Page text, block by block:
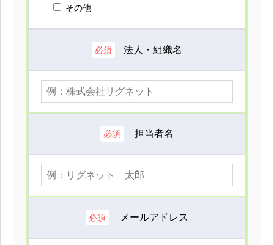
その他
必須 法人・組織名
必須 担当者名
必須 メールアドレス